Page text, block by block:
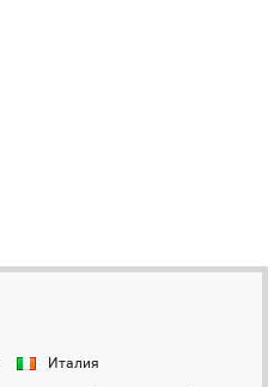
Италия